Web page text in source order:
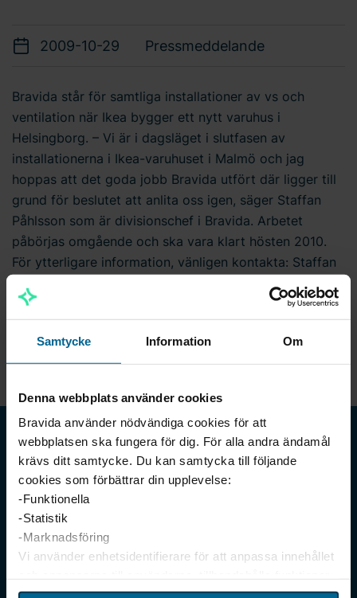
Samtycke Information Om
Denna webbplats använder cookies
Bravida använder nödvändiga cookies för att
webbplatsen ska fungera för dig. För alla andra ändamål
krävs ditt samtycke. Du kan samtycka till följande
cookies som förbättrar din upplevelse:
-Funktionella
-Statistik
-Marknadsföring
Vi använder enhetsidentifierare för att anpassa innehållet
för sociala medier och analysera vår trafik. Vi
2009-10-29 Pressmeddelande
Bravida står för samtliga installationer av vs och
ventilation när Ikea bygger ett nytt varuhus i
Helsingborg. – Vi är i dagsläget i slutfasen av
installationerna i Ikea-varuhuset i Malmö och jag
hoppas att det goda jobb Bravida utfört där ligger till
grund för beslutet att anlita oss igen, säger Staffan
Påhlsson som är divisionschef i Bravida. Arbetet
påbörjas omgående och ska vara klart hösten 2010.
För ytterligare information, vänligen kontakta: Staffan
Påhlsson, divisionschef Bravida Telefon: 0730-46 10 18
Hans Greve, avdelningschef ventilation, Bravida
Telefon: 042-167667 Jerker Remison, avdelningschef
vs, Bravida Telefon: 042-167664
Meny